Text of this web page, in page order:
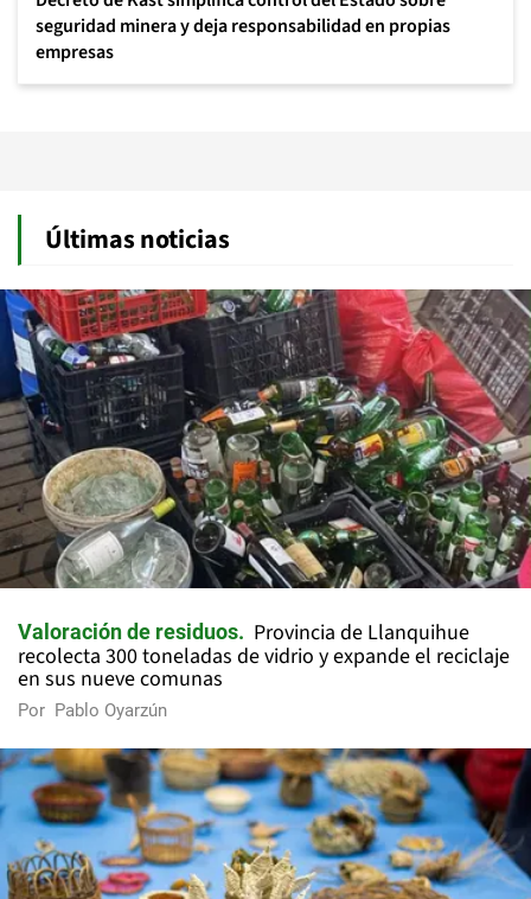
seguridad minera y deja responsabilidad en propias
empresas
Últimas noticias
Valoración de residuos
Provincia de Llanquihue
recolecta 300 toneladas de vidrio y expande el reciclaje
en sus nueve comunas
Por Pablo Oyarzún